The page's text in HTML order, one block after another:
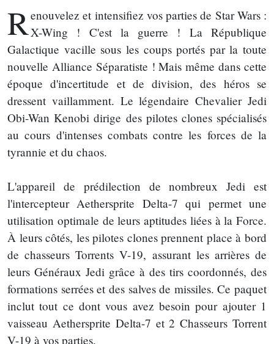
Renouvelez et intensifiez vos parties de Star Wars :
X-Wing ! C'est la guerre ! La République
Galactique vacille sous les coups portés par la toute
nouvelle Alliance Séparatiste ! Mais même dans cette
époque d'incertitude et de division, des héros se
dressent vaillamment. Le légendaire Chevalier Jedi
Obi-Wan Kenobi dirige des pilotes clones spécialisés
au cours d'intenses combats contre les forces de la
tyrannie et du chaos.
L'appareil de prédilection de nombreux Jedi est
l'intercepteur Aethersprite Delta-7 qui permet une
utilisation optimale de leurs aptitudes liées à la Force.
À leurs côtés, les pilotes clones prennent place à bord
de chasseurs Torrents V-19, assurant les arrières de
leurs Généraux Jedi grâce à des tirs coordonnés, des
formations serrées et des salves de missiles. Ce paquet
inclut tout ce dont vous avez besoin pour ajouter 1
vaisseau Aethersprite Delta-7 et 2 Chasseurs Torrent
V-19 à vos parties.